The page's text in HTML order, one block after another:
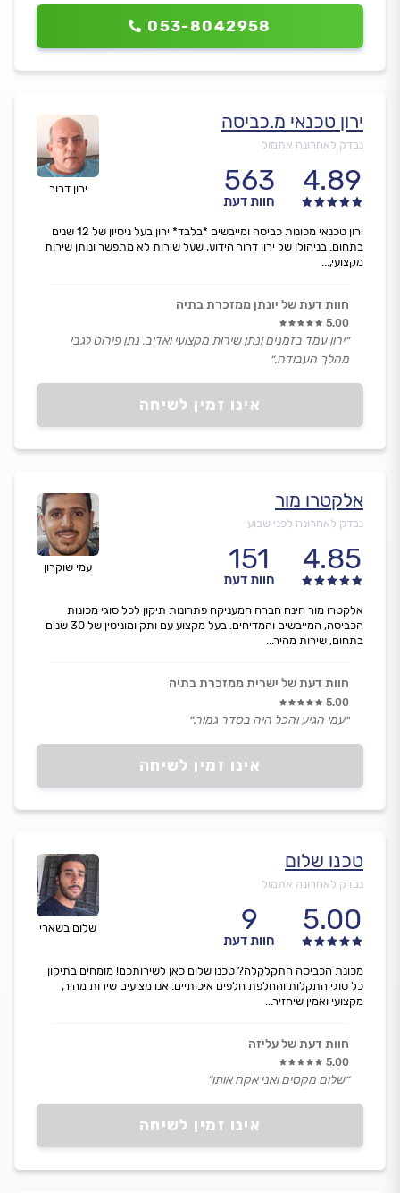
053-8042958
ירון דרור
ירון טכנאי מ.כביסה
נבדק לאחרונה אתמול
4.89
563
חוות דעת
אינו זמין לשיחה
ירון טכנאי מכונות כביסה ומייבשים *בלבד* ירון בעל ניסיון של 12 שנים
בתחום. בניהולו של ירון דרור הידוע, שעל שירות לא מתפשר ונותן שירות
מקצועי,...
חוות דעת של יונתן ממזכרת בתיה
5.00
״ירון עמד בזמנים ונתן שירות מקצועי ואדיב, נתן פירוט לגבי
מהלך העבודה.״
עמי שוקרון
אלקטרו מור
נבדק לאחרונה לפני שבוע
4.85
151
חוות דעת
אינו זמין לשיחה
אלקטרו מור הינה חברה המעניקה פתרונות תיקון לכל סוגי מכונות
הכביסה, המייבשים והמדיחים. בעל מקצוע עם ותק ומוניטין של 30 שנים
בתחום, שירות מהיר...
חוות דעת של ישרית ממזכרת בתיה
5.00
״עמי הגיע והכל היה בסדר גמור.״
שלום בשארי
טכנו שלום
נבדק לאחרונה אתמול
5.00
9
חוות דעת
אינו זמין לשיחה
מכונת הכביסה התקלקלה? טכנו שלום כאן לשירותכם! מומחים בתיקון
כל סוגי התקלות והחלפת חלפים איכותיים. אנו מציעים שירות מהיר,
מקצועי ואמין שיחזיר...
חוות דעת של עליזה
5.00
״שלום מקסים ואני אקח אותו״